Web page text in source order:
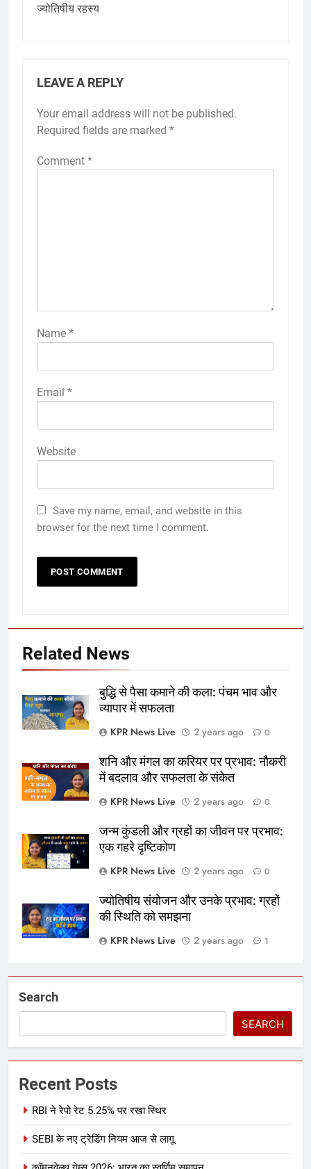
ज्योतिषीय रहस्य
LEAVE A REPLY
Your email address will not be published.
Required fields are marked *
Comment *
Name *
Email *
Website
Save my name, email, and website in this
browser for the next time I comment.
Related News
बुद्धि से पैसा कमाने की कला: पंचम भाव और
व्यापार में सफलता
KPR News Live
2 years ago 0
शनि और मंगल का करियर पर प्रभाव: नौकरी
में बदलाव और सफलता के संकेत
KPR News Live
2 years ago 0
जन्म कुंडली और ग्रहों का जीवन पर प्रभाव:
एक गहरे दृष्टिकोण
KPR News Live
2 years ago 0
ज्योतिषीय संयोजन और उनके प्रभाव: ग्रहों
की स्थिति को समझना
KPR News Live
2 years ago 1
Search
SEARCH
Recent Posts
RBI ने रेपो रेट 5.25% पर रखा स्थिर
SEBI के नए ट्रेडिंग नियम आज से लागू